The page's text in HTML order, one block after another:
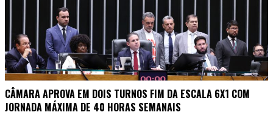
CÂMARA APROVA EM DOIS TURNOS FIM DA ESCALA 6X1 COM
JORNADA MÁXIMA DE 40 HORAS SEMANAIS